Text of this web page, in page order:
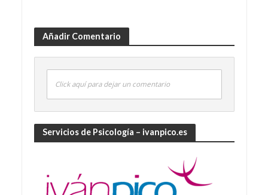
Añadir Comentario
Click aquí para dejar un comentario
Servicios de Psicología – ivanpico.es